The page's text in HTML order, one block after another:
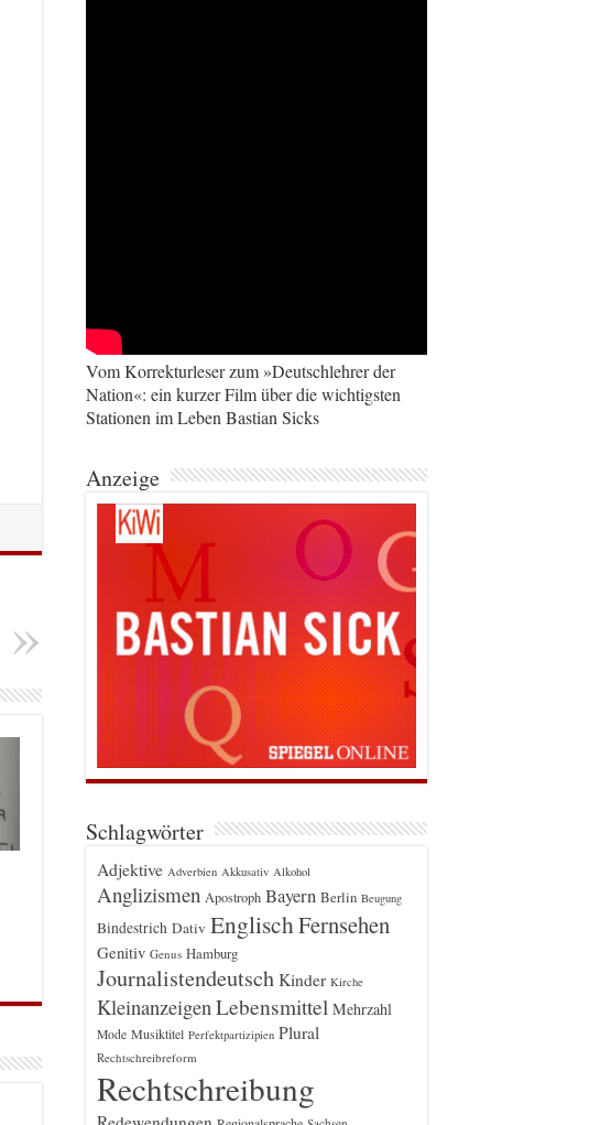
Vom Korrekturleser zum »Deutschlehrer der
Nation«: ein kurzer Film über die wichtigsten
Stationen im Leben Bastian Sicks
Anzeige
Schlagwörter
Adjektive Adverbien Akkusativ Alkohol
Anglizismen Apostroph Bayern Berlin Beugung
Bindestrich Dativ EnglischFernsehen
Genitiv Genus Hamburg
Journalistendeutsch Kinder Kirche
Kleinanzeigen Lebensmittel Mehrzahl
Mode Musiktitel Perfektpartizipien Plural
Rechtschreibreform
Rechtschreibung